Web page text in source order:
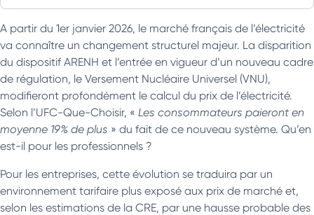
A partir du 1er janvier 2026, le marché français de l’électricité
va connaître un changement structurel majeur. La disparition
du dispositif ARENH et l’entrée en vigueur d’un nouveau cadre
de régulation, le Versement Nucléaire Universel (VNU),
modifieront profondément le calcul du prix de l’électricité.
Selon l’UFC-Que-Choisir, « Les consommateurs paieront en
moyenne 19% de plus » du fait de ce nouveau système. Qu’en
est-il pour les professionnels ?
Pour les entreprises, cette évolution se traduira par un
environnement tarifaire plus exposé aux prix de marché et,
selon les estimations de la CRE, par une hausse probable des